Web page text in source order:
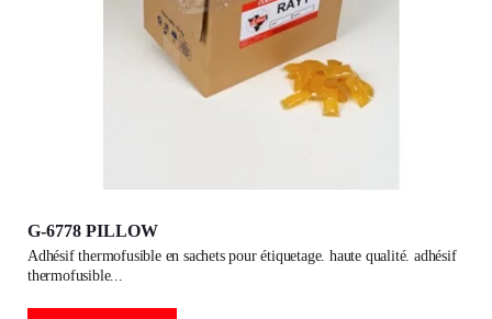
G-6778 PILLOW
adhésif thermofusible en sachets pour étiquetage. haute qualité. adhésif
thermofusible